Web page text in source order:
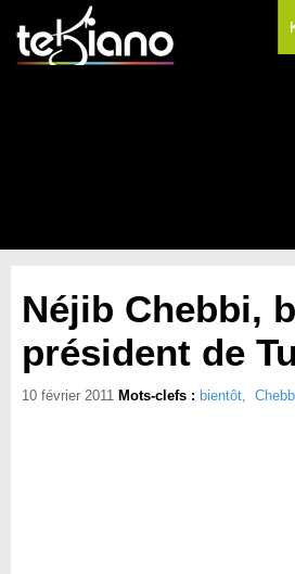
Néjib Chebbi,
président de
10 février 2011 Mots-clefs : bientôt,